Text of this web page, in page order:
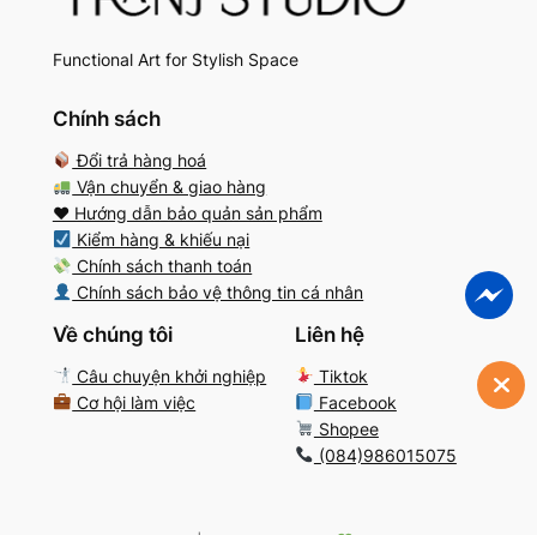
Functional Art for Stylish Space
Chính sách
Đổi trả hàng hoá
Vận chuyển & giao hàng
♥️ Hướng dẫn bảo quản sản phẩm
Kiểm hàng & khiếu nại
Chính sách thanh toán
Chính sách bảo vệ thông tin cá nhân
Về chúng tôi
Câu chuyện khởi nghiệp
Cơ hội làm việc
Liên hệ
Tiktok
Facebook
Shopee
(084)986015075